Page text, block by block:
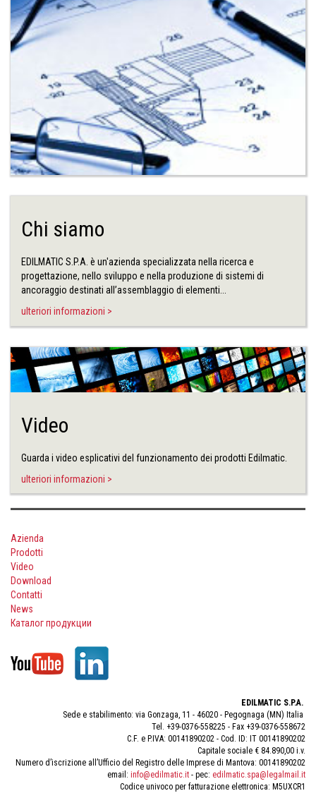
Chi siamo
EDILMATIC S.P.A. è un'azienda specializzata nella ricerca e
progettazione, nello sviluppo e nella produzione di sistemi di
ancoraggio destinati all’assemblaggio di elementi...
ulteriori informazioni >
Video
Guarda i video esplicativi del funzionamento dei prodotti Edilmatic.
ulteriori informazioni >
Azienda
Prodotti
Video
Download
Contatti
News
Каталог продукции
EDILMATIC S.P.A.
Sede e stabilimento: via Gonzaga, 11 - 46020 - Pegognaga (MN) Italia
Tel. +39-0376-558225 - Fax +39-0376-558672
C.F. e P.IVA: 00141890202 - Cod. ID: IT 00141890202
Capitale sociale € 84.890,00 i.v.
Numero d’iscrizione all’Ufficio del Registro delle Imprese di Mantova: 00141890202
email: info@edilmatic.it - pec: edilmatic.spa@legalmail.it
Codice univoco per fatturazione elettronica: M5UXCR1